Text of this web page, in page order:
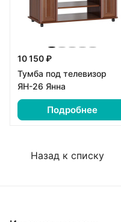
10 150 ₽
Тумба под телевизор
ЯН-26 Янна
Подробнее
Назад к списку